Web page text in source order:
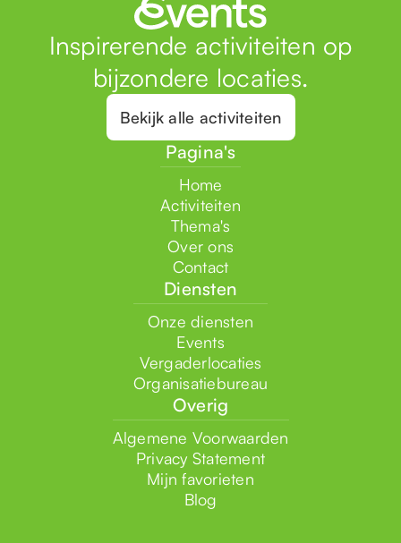
Inspirerende activiteiten op
bijzondere locaties.
Bekijk alle activiteiten
Pagina's
Home
Activiteiten
Thema's
Over ons
Contact
Diensten
Onze diensten
Events
Vergaderlocaties
Organisatiebureau
Overig
Algemene Voorwaarden
Privacy Statement
Mijn favorieten
Blog